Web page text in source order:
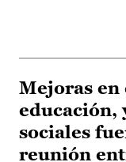
Mejoras
educación,
sociales
reunión